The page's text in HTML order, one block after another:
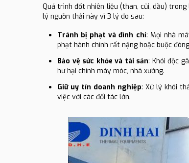
Quá trình đốt nhiên liệu (than, củi, dầu) trong
lý nguồn thải này vì 3 lý do sau:
Tránh bị phạt và đình chỉ: Mọi nhà
phạt hành chính rất nặng hoặc buộc
Bảo vệ sức khỏe và tài sản: Khói độc
hư hại chính máy móc, nhà xưởng.
Giữ uy tín doanh nghiệp: Xử lý khói
việc với các đối tác lớn.